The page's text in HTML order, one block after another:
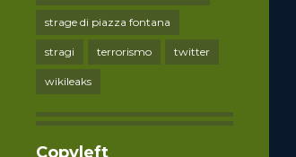
strage di piazza fontana
stragi terrorismo twitter
wikileaks
Copyleft